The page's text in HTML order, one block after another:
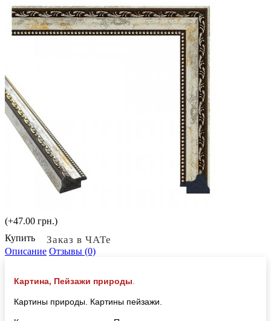
(+47.00 грн.)
Купить
Заказ в ЧАТе
Описание Отзывы (0)
Картина, Пейзажи природы
Картины природы. Картины пейзажи.